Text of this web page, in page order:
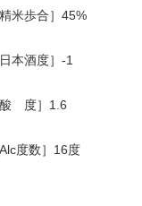
精米歩合］45%
日本酒度］-1
酸 度］1.6
Alc度数］16度